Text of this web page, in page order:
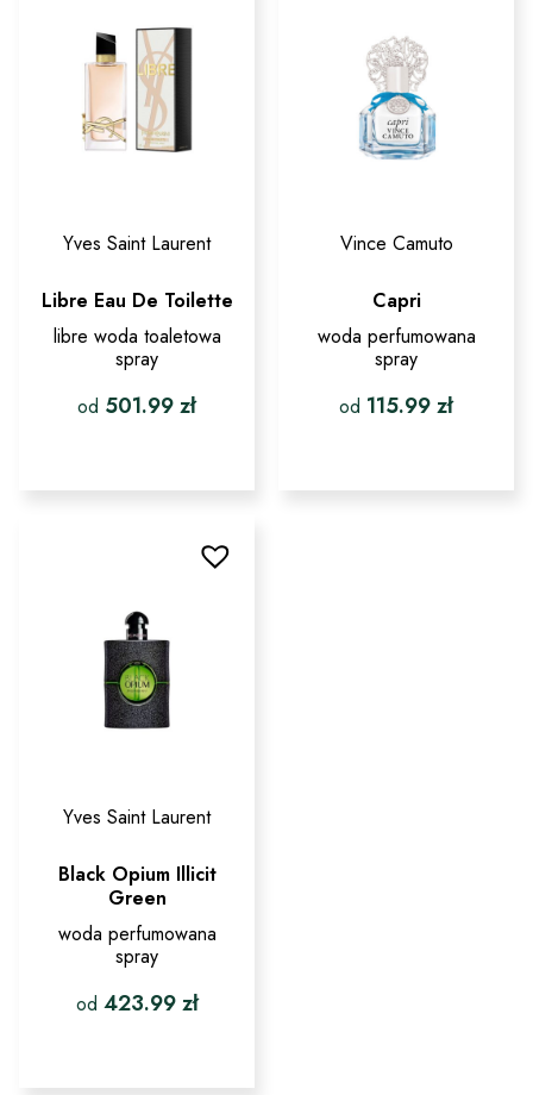
Yves Saint Laurent
Libre Eau De Toilette
libre woda toaletowa
spray
od 501.99zł
ma
na
stronie
produktu
Vince Camuto
Capri
woda perfumowana
spray
od 115.99zł
ma
Yves Saint Laurent
Black Opium Illicit
Green
woda perfumowana
spray
od 423.99zł